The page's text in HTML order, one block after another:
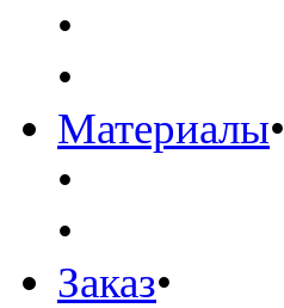
•
•
Материалы•
•
•
Заказ•